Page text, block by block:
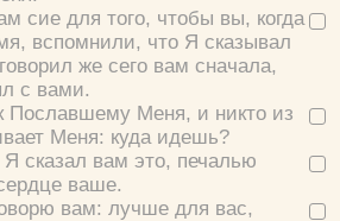
сие для того, чтобы вы, когда
вспомнили, что Я сказывал
же сего вам сначала,
с вами.
Пославшему Меня, и никто из
Меня: куда идешь?
Я сказал вам это, печалью
ваше.
вам: лучше для вас,
Хорошо
Да
Нет
Регистрация